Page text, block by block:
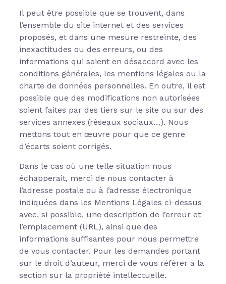
Il peut être possible que se trouvent, dans
l’ensemble du site internet et des services
proposés, et dans une mesure restreinte, des
inexactitudes ou des erreurs, ou des
informations qui soient en désaccord avec les
conditions générales, les mentions légales ou la
charte de données personnelles. En outre, il est
possible que des modifications non autorisées
soient faites par des tiers sur le site ou sur des
services annexes (réseaux sociaux…). Nous
mettons tout en œuvre pour que ce genre
d’écarts soient corrigés.
Dans le cas où une telle situation nous
échapperait, merci de nous contacter à
l’adresse postale ou à l’adresse électronique
indiquées dans les Mentions Légales ci-dessus
avec, si possible, une description de l’erreur et
l’emplacement (URL), ainsi que des
informations suffisantes pour nous permettre
de vous contacter. Pour les demandes portant
sur le droit d’auteur, merci de vous référer à la
section sur la propriété intellectuelle.